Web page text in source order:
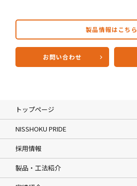
製品情報はこちら
お問い合わせ
トップページ
NISSHOKU PRIDE
採用情報
製品・工法紹介